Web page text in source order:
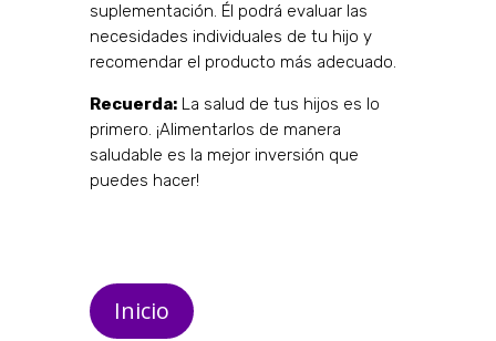
suplementación. Él podrá evaluar las
necesidades individuales de tu hijo y
recomendar el producto más adecuado.
Recuerda:La salud de tus hijos es lo
primero. ¡Alimentarlos de manera
saludable es la mejor inversión que
puedes hacer!
Inicio